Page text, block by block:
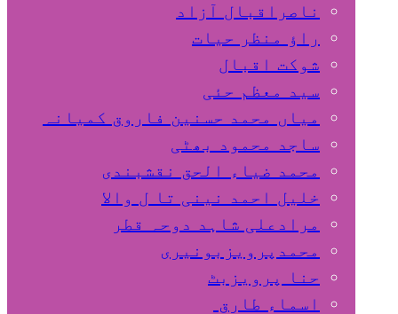
ناصراقبال آزاد
راؤ منظر حیات
شوکت اقبال
سید معظم حئی
میاں محمد حسنین فاروق کمیانہ
ساجد محمود بھٹی
محمد ضیاء الحق نقشبندی
خلیل احمد نینی تا ل والا
مرادعلی شاہد دوحہ قطر
محمدپرویزبونیری
حنا پرویزبٹ
اسماء طارق